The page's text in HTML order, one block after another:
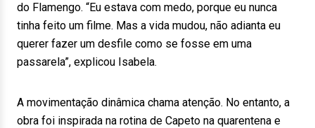
do Flamengo. “Eu estava com medo, porque eu nunca
tinha feito um filme. Mas a vida mudou, não adianta eu
querer fazer um desfile como se fosse em uma
passarela”, explicou Isabela.
A movimentação dinâmica chama atenção. No entanto, a
obra foi inspirada na rotina de Capeto na quarentena e